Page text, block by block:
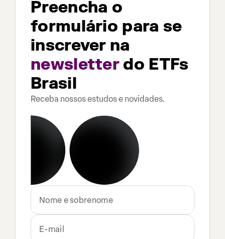
Preencha o
formulário para se
inscrever na
newsletterdo ETFs
Brasil
Receba nossos estudos e novidades.